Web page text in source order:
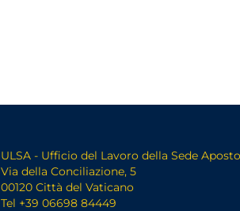
ULSA - Ufficio del Lavoro della Sede
Via della Conciliazione, 5
00120 Città del Vaticano
Tel +39 06698 84449